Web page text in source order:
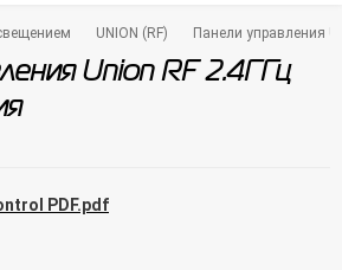
UNION (RF) Панели управления
Union RF 2.4ГГц
PDF.pdf